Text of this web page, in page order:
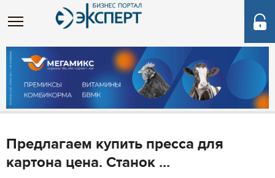
Предлагаем купить пресса для
картона цена. Станок ...